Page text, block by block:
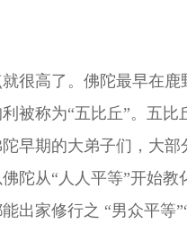
很高了。佛陀最早在
被称为“五比丘”。五
早期的大弟子们，大
陀从“人人平等”开始
出家修行之 “男众平等